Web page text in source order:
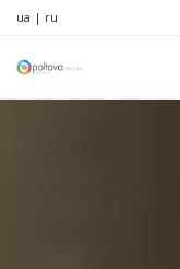
ua | ru